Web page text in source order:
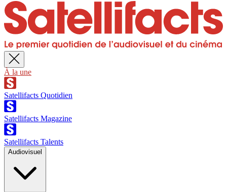
À la une
Satellifacts Quotidien
Satellifacts Magazine
Satellifacts Talents
Audiovisuel